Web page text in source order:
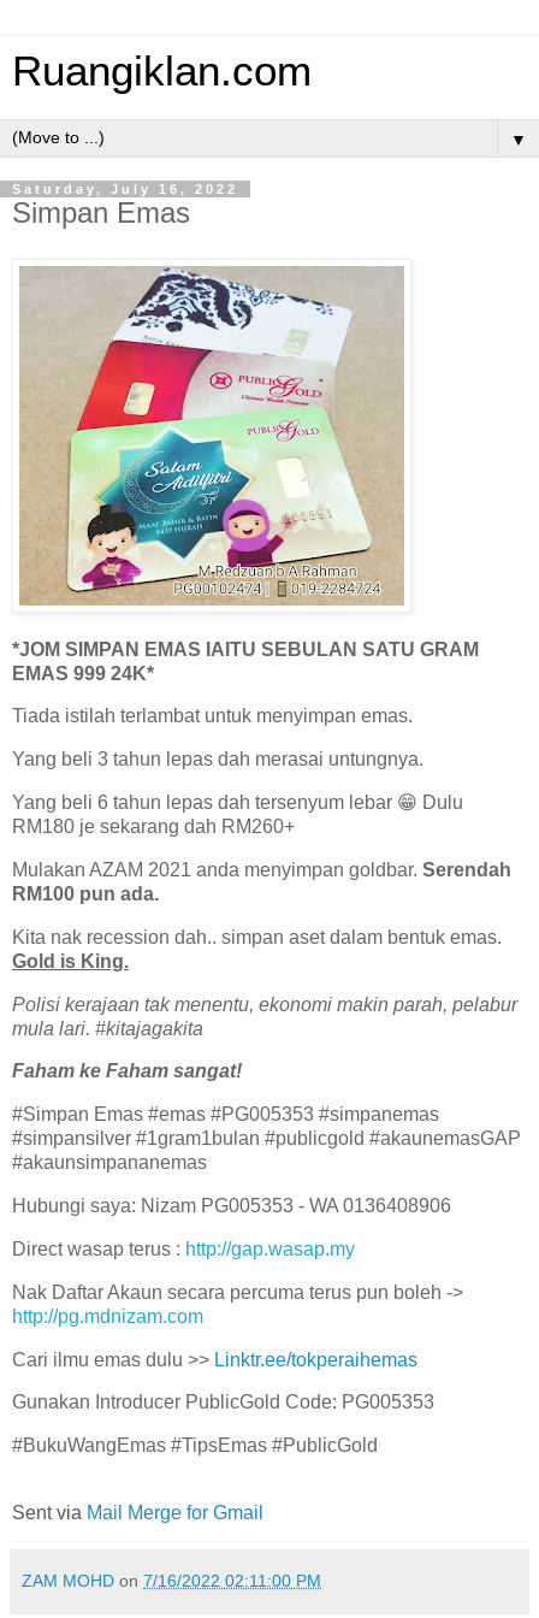
Ruangiklan.com
▼
Saturday, July 16, 2022
Simpan Emas
*JOM SIMPAN EMAS IAITU SEBULAN SATU GRAM
EMAS 999 24K*
Tiada istilah terlambat untuk menyimpan emas.
Yang beli 3 tahun lepas dah merasai untungnya.
Yang beli 6 tahun lepas dah tersenyum lebar 😁 Dulu
RM180 je sekarang dah RM260+
Mulakan AZAM 2021 anda menyimpan goldbar. Serendah
RM100 pun ada.
Kita nak recession dah.. simpan aset dalam bentuk emas.
Gold is King.
Polisi kerajaan tak menentu, ekonomi makin parah, pelabur
mula lari. #kitajagakita
Faham ke Faham sangat!
#Simpan Emas #emas #PG005353 #simpanemas
#simpansilver #1gram1bulan #publicgold #akaunemasGAP
#akaunsimpananemas
Hubungi saya: Nizam PG005353 - WA 0136408906
Direct wasap terus : http://gap.wasap.my
Nak Daftar Akaun secara percuma terus pun boleh ->
http://pg.mdnizam.com
Cari ilmu emas dulu >> Linktr.ee/tokperaihemas
Gunakan Introducer PublicGold Code: PG005353
#BukuWangEmas #TipsEmas #PublicGold
Sent via Mail Merge for Gmail
ZAM MOHD on 7/16/2022 02:11:00 PM